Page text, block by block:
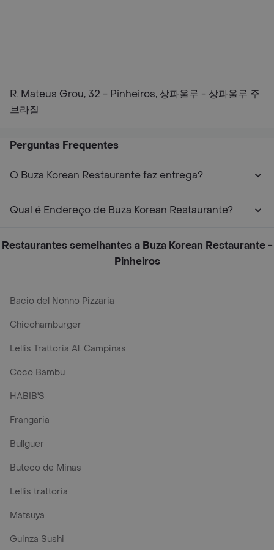
R. Mateus Grou, 32 - Pinheiros, 상파울루 - 상파울루 주
브라질
Perguntas Frequentes
O Buza Korean Restaurante faz entrega?
Qual é Endereço de Buza Korean Restaurante?
Restaurantes semelhantes a Buza Korean Restaurante -
Pinheiros
Bacio del Nonno Pizzaria
Chicohamburger
Lellis Trattoria Al. Campinas
Coco Bambu
HABIB'S
Frangaria
Bullguer
Buteco de Minas
Lellis trattoria
Matsuya
Guinza Sushi